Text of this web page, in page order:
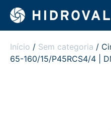
Início / Sem categoria /
65-160/15/P45RCS4/4 |